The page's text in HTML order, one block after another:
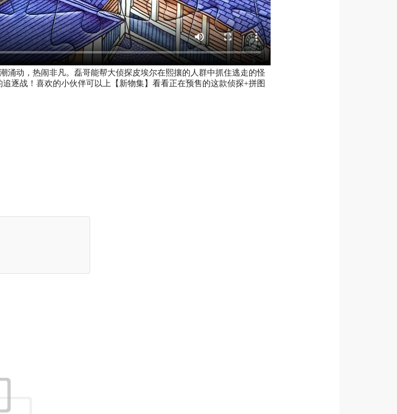
动，热闹非凡。磊哥能帮大侦探皮埃尔在熙攘的人群中抓住逃走的怪
逐战！喜欢的小伙伴可以上【新物集】看看正在预售的这款侦探+拼图